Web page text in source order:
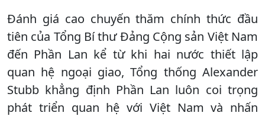
Đánh giá cao chuyến thăm chính thức đầu
tiên của Tổng Bí thư Đảng Cộng sản Việt Nam
đến Phần Lan kể từ khi hai nước thiết lập
quan hệ ngoại giao, Tổng thống Alexander
Stubb khẳng định Phần Lan luôn coi trọng
phát triển quan hệ với Việt Nam và nhấn